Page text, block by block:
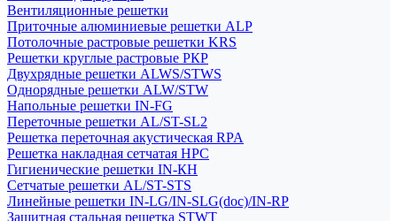
Вентиляционные решетки
Приточные алюминиевые решетки ALP
Потолочные растровые решетки KRS
Решетки круглые растровые РКР
Двухрядные решетки ALWS/STWS
Однорядные решетки ALW/STW
Напольные решетки IN-FG
Переточные решетки AL/ST-SL2
Решетка переточная акустическая RPA
Решетка накладная сетчатая НРС
Гигиенические решетки IN-КН
Сетчатые решетки AL/ST-STS
Линейные решетки IN-LG/IN-SLG(doc)/IN-RP
Защитная стальная решетка STWT